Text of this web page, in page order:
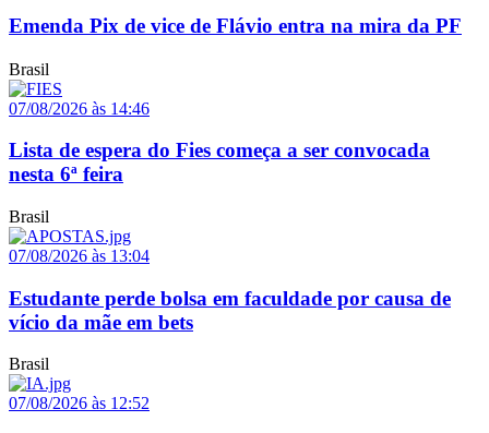
Emenda Pix de vice de Flávio entra na mira da PF
Brasil
07/08/2026 às 14:46
Lista de espera do Fies começa a ser convocada
nesta 6ª feira
Brasil
07/08/2026 às 13:04
Estudante perde bolsa em faculdade por causa de
vício da mãe em bets
Brasil
07/08/2026 às 12:52